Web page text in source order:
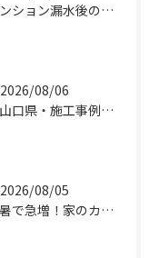
マンション漏水後のカビ対策！中四国・東京対応のプロが教える含水率調査と真菌検査による再発防止策
2026/08/06
【山口県・施工事例】老人ホームの内部結露カビを「壊さず除去」！費用と入居者負担を大幅に抑える除カビ工法とは？
2026/08/05
猛暑で急増！家のカビ発生場所とは